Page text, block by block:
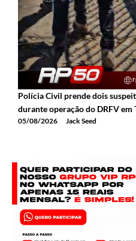
Polícia Civil prende dois
durante operação do DRFV em
05/08/2026 Jack Seed